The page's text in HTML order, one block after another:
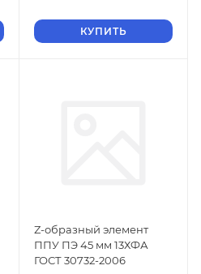
КУПИТЬ
Z-образный элемент
ППУ ПЭ 45 мм 13ХФА
ГОСТ 30732-2006